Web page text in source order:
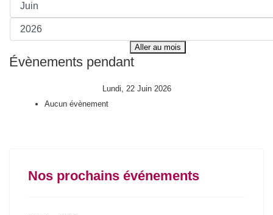
Aller au mois
Évènements pendant
Lundi, 22 Juin 2026
Aucun évènement
Nos prochains événements